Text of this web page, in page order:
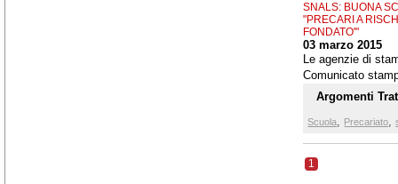
SNALS: BUONA
"PRECARI A
FONDATO'"
03 marzo 2015
Le agenzie di
Comunicato
Argomenti
Scuola, Precariato,
1